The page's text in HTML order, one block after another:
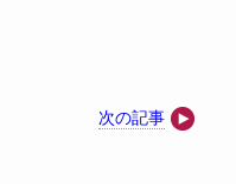
次の記事